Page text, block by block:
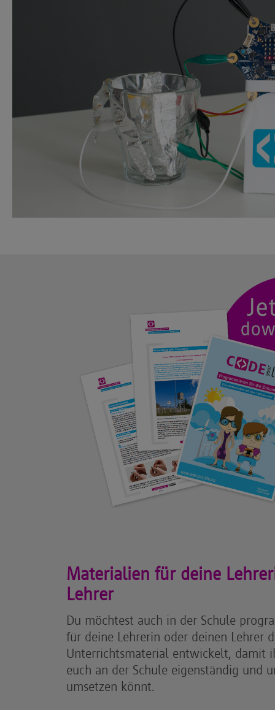
Materialien für deine
Lehrer
Du möchtest auch in der Schule
für deine Lehrerin oder deinen Lehrer
Unterrichtsmaterial entwickelt, damit
euch an der Schule eigenständig und
umsetzen könnt.